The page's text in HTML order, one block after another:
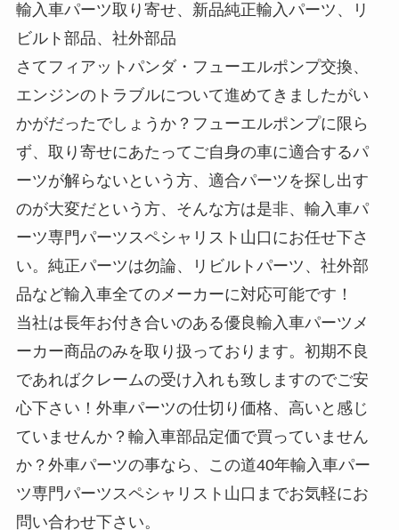
輸入車パーツ取り寄せ、新品純正輸入パーツ、リ
ビルト部品、社外部品
さてフィアットパンダ・フューエルポンプ交換、
エンジンのトラブルについて進めてきましたがい
かがだったでしょうか？フューエルポンプに限ら
ず、取り寄せにあたってご自身の車に適合するパ
ーツが解らないという方、適合パーツを探し出す
のが大変だという方、そんな方は是非、輸入車パ
ーツ専門パーツスペシャリスト山口にお任せ下さ
い。純正パーツは勿論、リビルトパーツ、社外部
品など輸入車全てのメーカーに対応可能です！
当社は長年お付き合いのある優良輸入車パーツメ
ーカー商品のみを取り扱っております。初期不良
であればクレームの受け入れも致しますのでご安
心下さい！外車パーツの仕切り価格、高いと感じ
ていませんか？輸入車部品定価で買っていません
か？外車パーツの事なら、この道40年輸入車パー
ツ専門パーツスペシャリスト山口までお気軽にお
問い合わせ下さい。